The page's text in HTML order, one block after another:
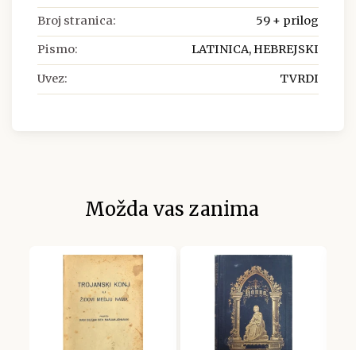
Broj stranica: 59 + prilog
Pismo: LATINICA, HEBREJSKI
Uvez: TVRDI
Možda vas zanima